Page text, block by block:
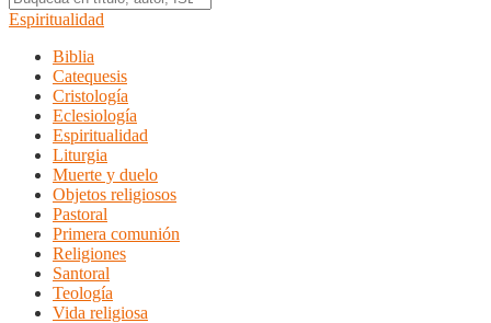
Espiritualidad
Biblia
Catequesis
Cristología
Eclesiología
Espiritualidad
Liturgia
Muerte y duelo
Objetos religiosos
Pastoral
Primera comunión
Religiones
Santoral
Teología
Vida religiosa